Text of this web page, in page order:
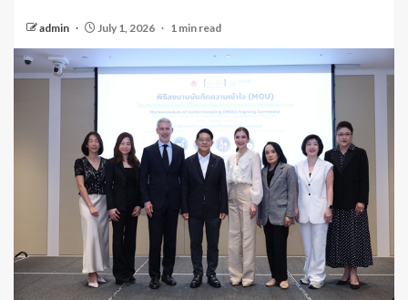
admin July 1, 2026 1 min read